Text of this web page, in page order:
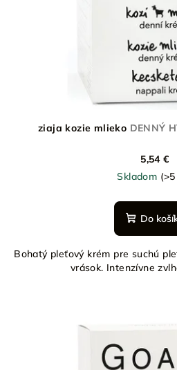
ziaja kozie mlieko DENNÝ
5,54 €
Skladom
Do
Bohatý pleťový krém pre suchú
vrások. Intenzívne